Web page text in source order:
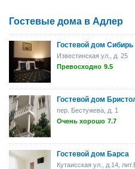
Гостевые дома в Адлер
Гостевой дом Сибирь
Известинская ул., д. 25
Превосходно 9.5
Гостевой дом
пер. Бестужева, д. 1
Очень хорошо 7.7
Гостевой дом Барса
Кутаисская ул., д.14,